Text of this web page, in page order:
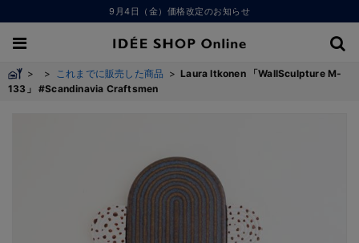
9月4日（金）価格改定のお知らせ
> > これまでに販売した商品 >Laura Itkonen 「WallSculpture M-
133」 #Scandinavia Craftsmen